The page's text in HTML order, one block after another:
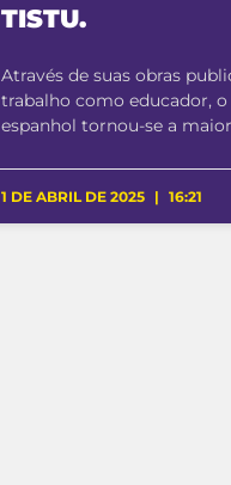
TISTU.
Através de suas obras
trabalho como educador,
espanhol tornou-se a maior
1 DE ABRIL DE 2025 16:21